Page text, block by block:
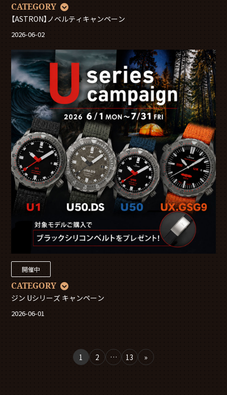
CATEGORY
【ASTRON】ノベルティキャンペーン
2026-06-02
開催中
CATEGORY
ジン Uシリーズ キャンペーン
2026-06-01
1 2 … 13 »